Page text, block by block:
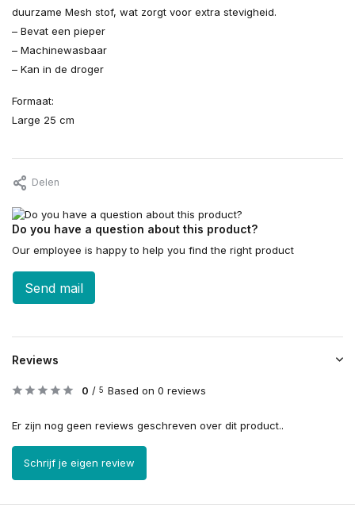
duurzame Mesh stof, wat zorgt voor extra stevigheid.
– Bevat een pieper
– Machinewasbaar
– Kan in de droger
Formaat:
Large 25 cm
Delen
Do you have a question about this product?
Our employee is happy to help you find the right product
Send mail
Reviews
0 / 5 Based on 0 reviews
Er zijn nog geen reviews geschreven over dit product..
Schrijf je eigen review